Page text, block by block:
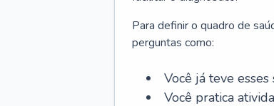
Para definir o quadro de
perguntas como:
Você já teve
Você pratica